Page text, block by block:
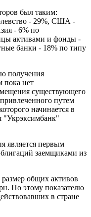
был таким:
- 29%, США -
- 6% по
активами и фонды -
банки - 18% по типу
получения
пока нет
существующего
путем
начинается в
"Укрэксимбанк"
является первым
заемщиками из
общих активов
По этому показателю
в стране